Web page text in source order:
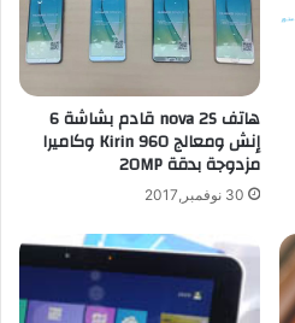
هاتف nova 2S قادم بشاشة 6
إنش ومعالج Kirin 960 وكاميرا
مزدوجة بدقة 20MP
30 نوفمبر,2017